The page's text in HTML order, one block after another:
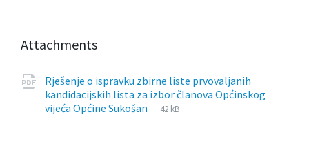
Attachments
Rješenje o ispravku zbirne liste prvovaljanih
kandidacijskih lista za izbor članova Općinskog
vijeća Općine Sukošan
File
pdf
File
42 kB